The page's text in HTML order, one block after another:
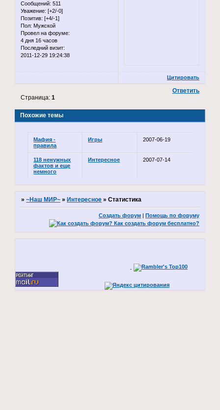
Сообщений: 511
Уважение: [+2/-0]
Позитив: [+4/-1]
Пол: Мужской
Провел на форуме:
4 дня 16 часов
Последний визит:
2011-12-29 19:24:38
Цитировать
Ответить
Страница:1
Похожие темы
Мафия -
правила
Игры 2007-06-19
118 ненужных
фактов и еще
немного
Интересное 2007-07-14
»~Наш МИР~ » Интересное »Статистика
Создать форум | Помощь по форуму